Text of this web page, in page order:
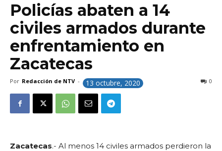
Policías abaten a 14
civiles armados durante
enfrentamiento en
Zacatecas
Por Redacción de NTV - 13 octubre, 2020 0
Zacatecas.- Al menos 14 civiles armados perdieron la